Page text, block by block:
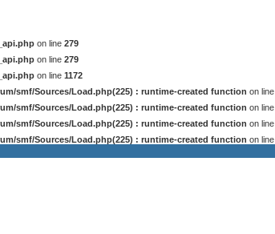
on line 279
on line 279
on line 1172
smf/Sources/Load.php(225) : runtime-created function on line
smf/Sources/Load.php(225) : runtime-created function on line
smf/Sources/Load.php(225) : runtime-created function on line
smf/Sources/Load.php(225) : runtime-created function on line